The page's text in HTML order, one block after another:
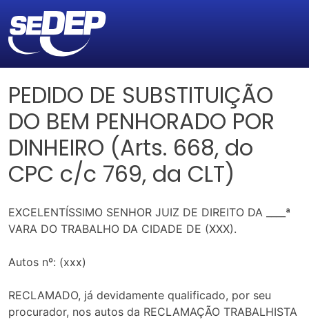
PEDIDO DE SUBSTITUIÇÃO
DO BEM PENHORADO POR
DINHEIRO (Arts. 668, do
CPC c/c 769, da CLT)
EXCELENTÍSSIMO SENHOR JUIZ DE DIREITO DA ____ª
VARA DO TRABALHO DA CIDADE DE (XXX).
Autos nº: (xxx)
RECLAMADO, já devidamente qualificado, por seu
procurador, nos autos da RECLAMAÇÃO TRABALHISTA